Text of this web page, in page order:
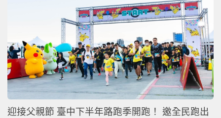
迎接父親節 臺中下半年路跑季開跑！ 邀全民跑出